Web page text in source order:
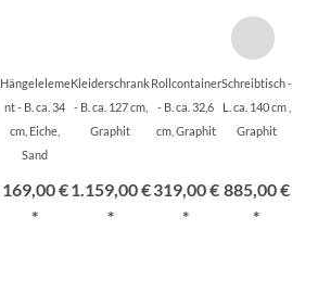
Hängeleleme
nt - B. ca. 34
cm, Eiche,
Sand
169,00 €
*
Kleiderschrank
- B. ca. 127 cm,
Graphit
1.159,00 €
*
Rollcontainer
- B. ca. 32,6
cm, Graphit
319,00 €
*
Schreibtisch -
L. ca. 140 cm ,
Graphit
885,00 €
*